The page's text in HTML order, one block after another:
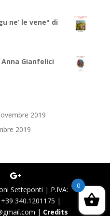
ne’ le vene" di
Gianfelici
2019
2019
Setteponti | P.IVA:
340.1201175 |
| Credits
0